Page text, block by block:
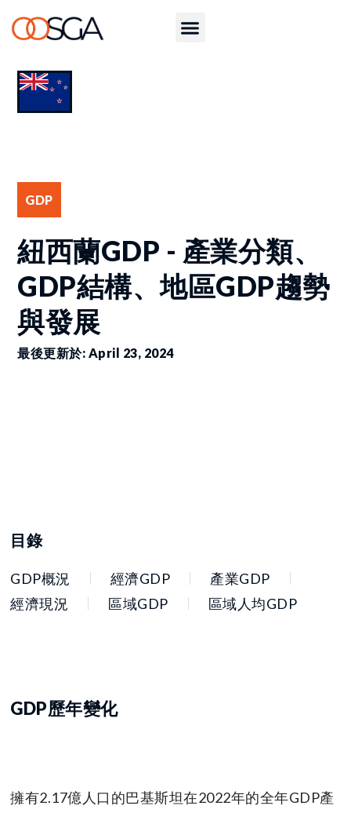
GDP
紐西蘭GDP - 產業分類、
GDP結構、地區GDP趨勢
與發展
最後更新於: April 23, 2024
目錄
GDP概況 經濟GDP
產業GDP
經濟現況
區域GDP 區域人均GDP
GDP歷年變化
擁有2.17億人口的巴基斯坦在2022年的全年GDP產